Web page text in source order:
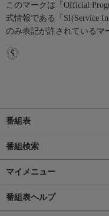
このマークは「Official
式情報である「SI(Service
のみ表記が許されているマ
番組表
番組検索
マイメニュー
番組表ヘルプ